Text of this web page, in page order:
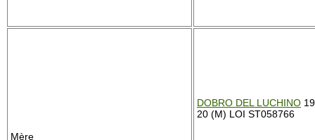
Mère
DOBRO DEL LUCHINO
20 (M) LOI ST058766